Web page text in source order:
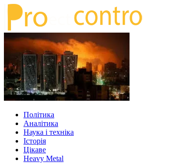
Політика
Аналітика
Наука і техніка
Історія
Цікаве
Heavy Metal